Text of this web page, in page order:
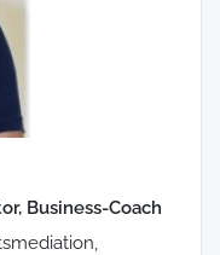
Business-Coach